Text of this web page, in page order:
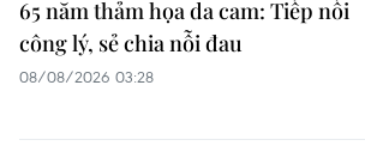
65 năm thảm họa da cam: Tiếp nối
công lý, sẻ chia nỗi đau
08/08/2026 03:28